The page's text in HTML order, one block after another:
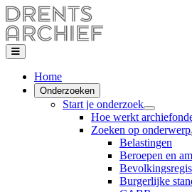
Home
Onderzoeken
Start je onderzoek
Hoe werkt
Zoeken op onderwerp
Belastingen
Beroepen en
Burgerlijke